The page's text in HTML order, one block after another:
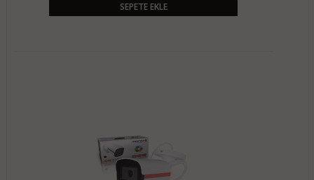
SEPETE EKLE